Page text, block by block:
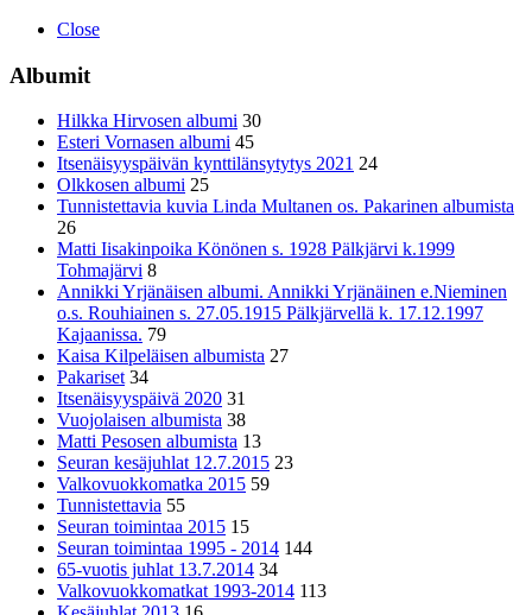
Close
Albumit
Hilkka Hirvosen albumi 30
Esteri Vornasen albumi 45
Itsenäisyyspäivän kynttilänsytytys 2021 24
Olkkosen albumi 25
Tunnistettavia kuvia Linda Multanen os. Pakarinen albumista
26
Matti Iisakinpoika Könönen s. 1928 Pälkjärvi k.1999
Tohmajärvi 8
Annikki Yrjänäisen albumi. Annikki Yrjänäinen e.Nieminen
o.s. Rouhiainen s. 27.05.1915 Pälkjärvellä k. 17.12.1997
Kajaanissa. 79
Kaisa Kilpeläisen albumista 27
Pakariset 34
Itsenäisyyspäivä 2020 31
Vuojolaisen albumista 38
Matti Pesosen albumista 13
Seuran kesäjuhlat 12.7.2015 23
Valkovuokkomatka 2015 59
Tunnistettavia 55
Seuran toimintaa 2015 15
Seuran toimintaa 1995 - 2014 144
65-vuotis juhlat 13.7.2014 34
Valkovuokkomatkat 1993-2014 113